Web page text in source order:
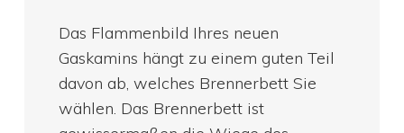
Das Flammenbild Ihres neuen
Gaskamins hängt zu einem guten Teil
davon ab, welches Brennerbett Sie
wählen. Das Brennerbett ist